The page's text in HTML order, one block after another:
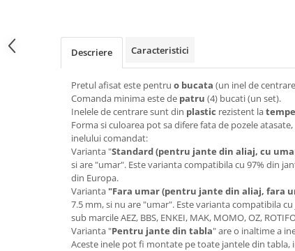
Descriere Caracteristici
Pretul afisat este pentru o bucata (un inel de
Comanda minima este de patru (4) bucati (un set).
Inelele de centrare sunt din plastic rezistent la
Forma si culoarea pot sa difere fata de pozele
inelului comandat:
Varianta "Standard (pentru jante din aliaj, cu
si are "umar". Este varianta compatibila cu 97% din
din Europa.
Varianta "Fara umar (pentru jante din aliaj, fara
7.5 mm, si nu are "umar". Este varianta compatibila
sub marcile AEZ, BBS, ENKEI, MAK, MOMO, OZ,
Varianta "Pentru jante din tabla" are o inaltime a
Aceste inele pot fi montate pe toate jantele din